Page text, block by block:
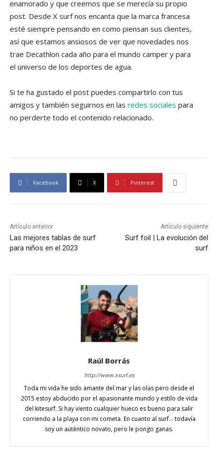
enamorado y que creemos que se merecía su propio
post. Desde X surf nos encanta que la marca francesa
esté siempre pensando en como piensan sus clientes,
así que estamos ansiosos de ver que novedades nos
trae Decathlon cada año para el mundo camper y para
el universo de los deportes de agua.
Si te ha gustado el post puedes compartirlo con tus
amigos y también seguirnos en las redes sociales para
no perderte todo el contenido relacionado.
Facebook X Pinterest
Artículo anterior
Las mejores tablas de surf
para niños en el 2023
Artículo siguiente
Surf foil | La evolución del
surf
Raúl Borrás
http://www.xsurf.es
Toda mi vida he sido amante del mar y las olas pero desde el
2015 estoy abducido por el apasionante mundo y estilo de vida
del kitesurf. Si hay viento cualquier hueco es bueno para salir
corriendo a la playa con mi cometa. En cuanto al surf... todavía
soy un auténtico novato, pero le pongo ganas.